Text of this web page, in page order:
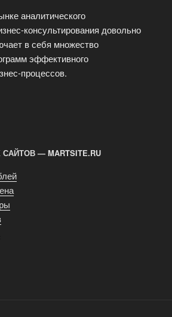
аналитического
консультирования довольно
в себя множество
эффективного
процессов.
— MARTSITE.RU